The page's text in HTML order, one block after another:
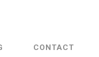
CONTACT